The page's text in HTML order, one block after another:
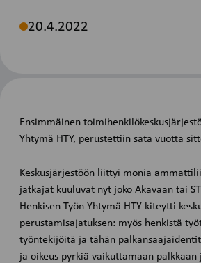
20.4.2022
Ensimmäinen
Yhtymä HTY, perustettiin sata vuotta
Keskusjärjestöön liittyi monia
jatkajat kuuluvat nyt joko Akavaan tai
Henkisen Työn Yhtymä HTY kiteytti
perustamisajatuksen: myös henkistä
työntekijöitä ja tähän
ja oikeus pyrkiä vaikuttamaan palkkaan